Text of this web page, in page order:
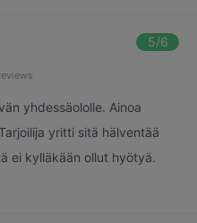
5/6
yhdessäololle. Ainoa
yritti sitä hälventää
ei kylläkään ollut hyötyä.